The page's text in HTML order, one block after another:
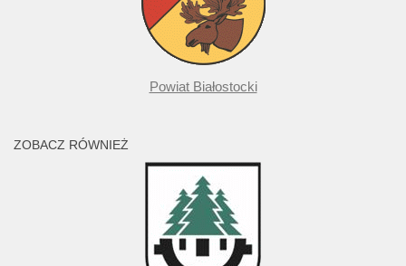
Powiat Białostocki
ZOBACZ RÓWNIEŻ